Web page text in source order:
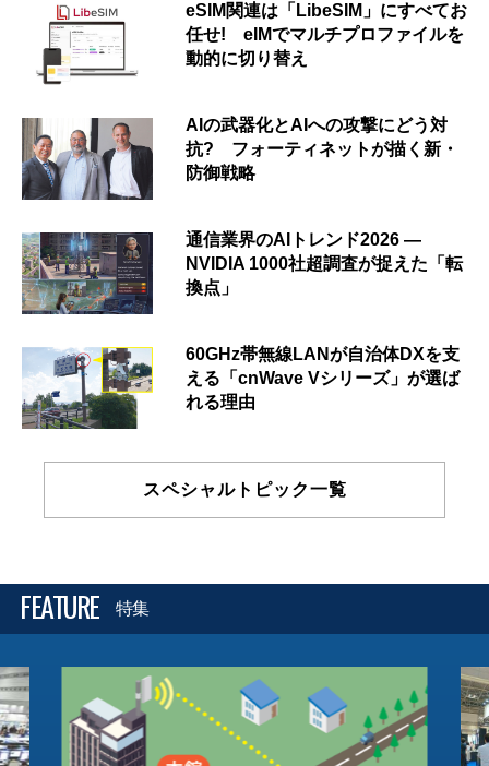
eSIM関連は「LibeSIM」にすべてお
任せ! eIMでマルチプロファイルを
動的に切り替え
AIの武器化とAIへの攻撃にどう対
抗? フォーティネットが描く新・
防御戦略
通信業界のAIトレンド2026 ―
NVIDIA 1000社超調査が捉えた「転
換点」
60GHz帯無線LANが自治体DXを支
える「cnWave Vシリーズ」が選ば
れる理由
スペシャルトピック一覧
FEATURE 特集